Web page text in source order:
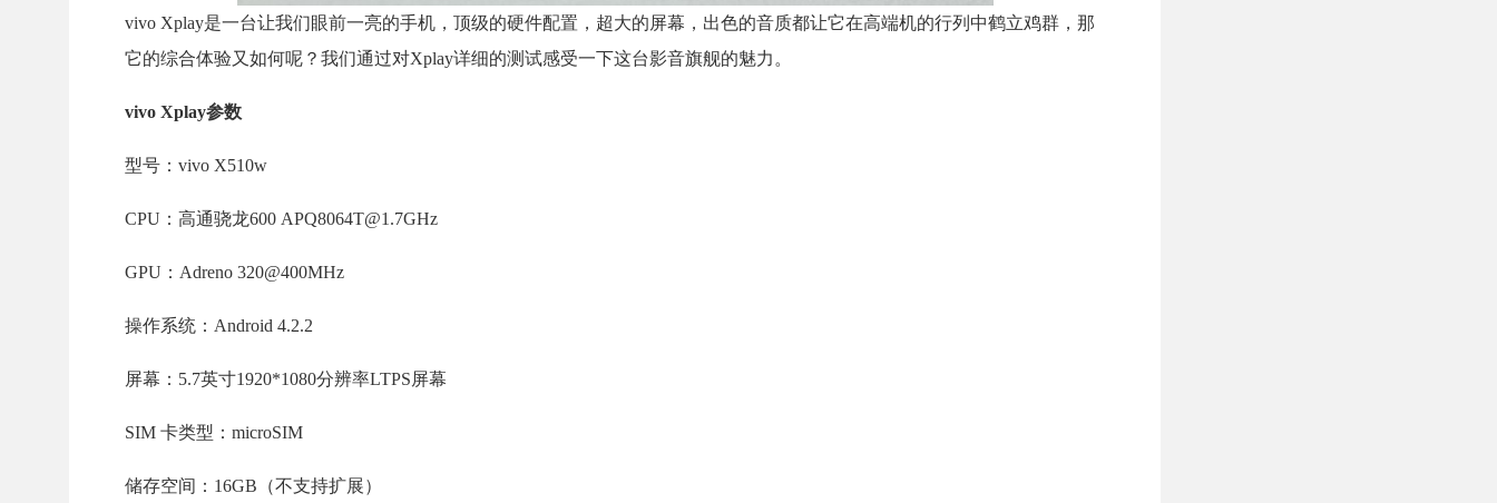
vivo Xplay是一台让我们眼前一亮的手机，顶级的硬件配置，超大的屏幕，出色的音质都让它在高端机的行列中鹤立鸡群，那
它的综合体验又如何呢？我们通过对Xplay详细的测试感受一下这台影音旗舰的魅力。
vivo Xplay参数
型号：vivo X510w
CPU：高通骁龙600 APQ8064T@1.7GHz
GPU：Adreno 320@400MHz
操作系统：Android 4.2.2
屏幕：5.7英寸1920*1080分辨率LTPS屏幕
SIM 卡类型：microSIM
储存空间：16GB（不支持扩展）